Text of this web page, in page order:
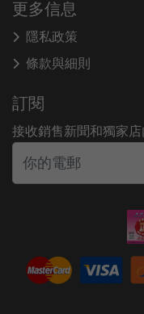
更多信息
隱私政策
條款與細則
訂閱
接收銷售新聞和獨家店